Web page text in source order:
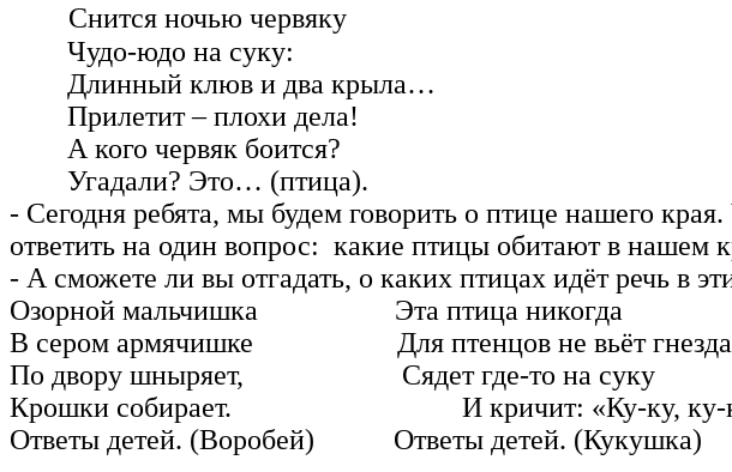
Снится ночью червяку
Чудо-юдо на суку:
Длинный клюв и два крыла…
Прилетит – плохи дела!
А кого червяк боится?
Угадали? Это… (птица).
- Сегодня ребята, мы будем говорить о птице нашего
ответить на один вопрос: какие птицы обитают в нашем
- А сможете ли вы отгадать, о каких птицах идёт речь в
Озорной мальчишка Эта птица никогда
В сером армячишке Для птенцов не вьёт гнезда
По двору шныряет, Сядет где-то на суку
Крошки собирает. И кричит: «Ку-ку, ку-
Ответы детей. (Воробей) Ответы детей. (Кукушка)